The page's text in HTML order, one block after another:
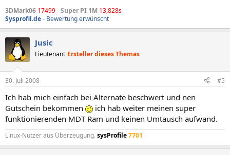
3DMark06 17499-Super PI 1M 13,828s
Sysprofil.de- Bewertung erwünscht
Jusic
Lieutenant Ersteller dieses Themas
30. Juli 2008 #5
Ich hab mich einfach bei Alternate beschwert und nen
Gutschein bekommen
ich hab weiter meinen super
funktionierenden MDT Ram und keinen Umtausch aufwand.
Linux-Nutzer aus Überzeugung.sysProfile7701